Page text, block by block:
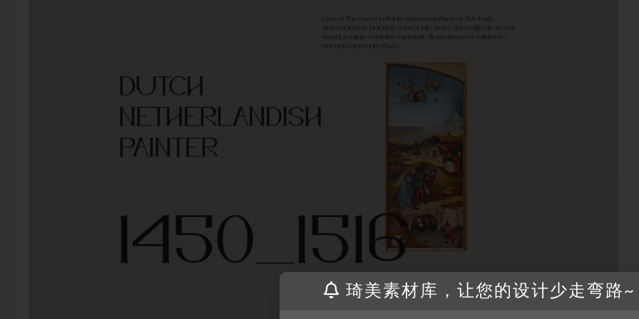
琦美素材库，让您的设计少走弯路~